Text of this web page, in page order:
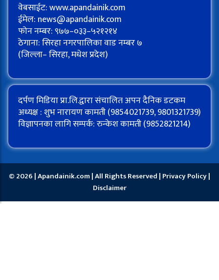
वेबसाईट: www.apandainik.com
ईमेल: news@apandainik.com
फोन नम्बर: ९७७–०३३–५२१२१४
ठेगाना: सिरहा नगरपालिका वाड नम्बर ७
(जिल्ला– सिरहा, मधेश प्रदेश)
दर्पण मिडिया प्रा.लि.द्वारा संचालित अपन दैनिक डटकम
अध्यक्ष : शुभ नारायण कामती (9854021739, 9801321739)
विज्ञापनका लागि सम्पर्क: रुन्केश कामती (9852821214)
© 2026 | Apandainik.com | All Rights Reserved | Privacy Policy|
Disclaimer